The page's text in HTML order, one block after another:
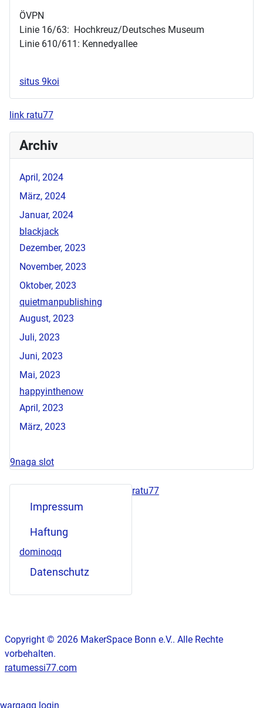
ÖVPN
Linie 16/63: Hochkreuz/Deutsches Museum
Linie 610/611: Kennedyallee
situs 9koi
link ratu77
Archiv
April, 2024
März, 2024
Januar, 2024
blackjack
Dezember, 2023
November, 2023
Oktober, 2023
quietmanpublishing
August, 2023
Juli, 2023
Juni, 2023
Mai, 2023
happyinthenow
April, 2023
März, 2023
9naga slot
Impressum
Haftung
dominoqq
Datenschutz
ratu77
Copyright © 2026 MakerSpace Bonn e.V.. Alle Rechte
vorbehalten.
ratumessi77.com
wargaqq login